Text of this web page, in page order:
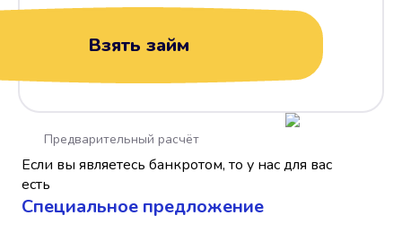
Взять займ
Если вы являетесь банкротом, то у нас для вас
есть
Cпециальное предложение
Предварительный расчёт